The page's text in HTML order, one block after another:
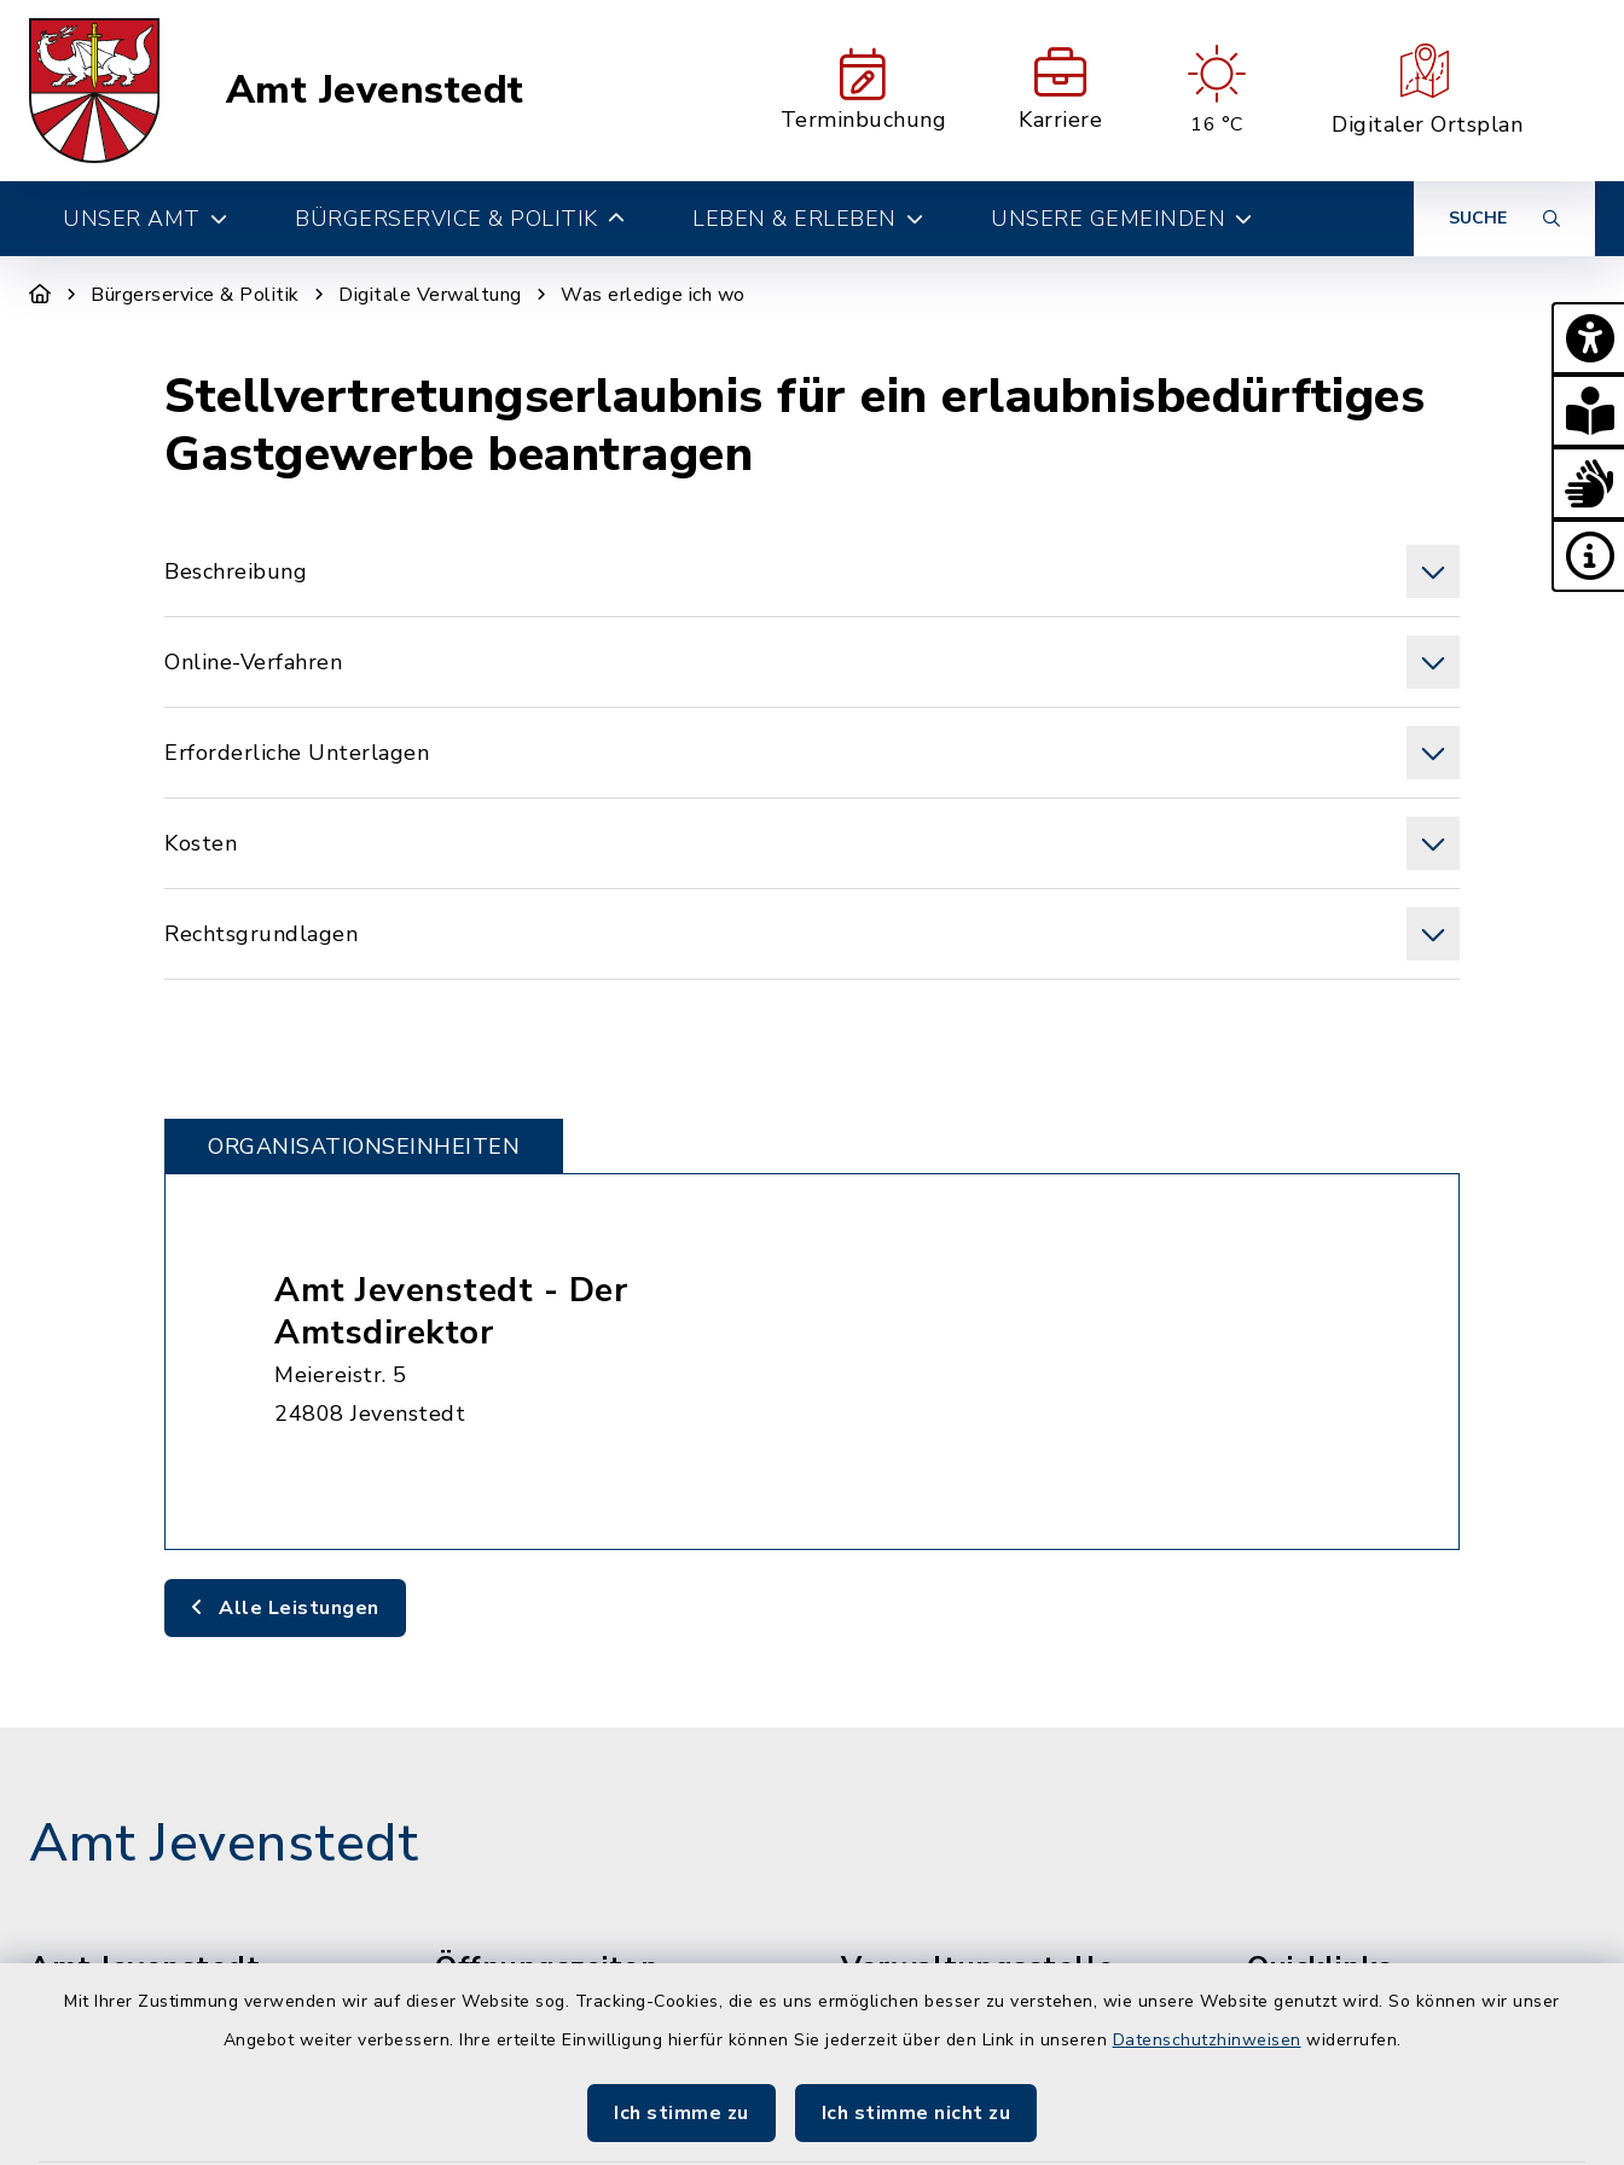
Mit Ihrer Zustimmung verwenden wir auf dieser Website sog. Tracking-Cookies, die es uns ermöglichen besser zu verstehen, wie unsere Website genutzt wird. So können wir unser
Angebot weiter verbessern. Ihre erteilte Einwilligung hierfür können Sie jederzeit über den Link in unseren Datenschutzhinweisen widerrufen.
Ich stimme zu Ich stimme nicht zu
Amt Jevenstedt
Terminbuchung Karriere 16 °C Digitaler Ortsplan
UNSER AMT BÜRGERSERVICE & POLITIK LEBEN & ERLEBEN UNSERE GEMEINDEN SUCHE
Bürgerservice & Politik Digitale Verwaltung Was erledige ich wo
Stellvertretungserlaubnis für ein erlaubnisbedürftiges
Gastgewerbe beantragen
Beschreibung
Online-Verfahren
Erforderliche Unterlagen
Kosten
Rechtsgrundlagen
ORGANISATIONS­EINHEITEN
Amt Jevenstedt - Der
Amtsdirektor
Meiereistr. 5
24808 Jevenstedt
Alle Leistungen
Amt Jevenstedt
Amt Jevenstedt Öffnungszeiten
freitags
08:00-12:00 Uhr
dienstags zusätzlich:
Verwaltungsstelle
Westerrönfeld
24784 Westerrönfeld
info@amt-jevenstedt.de
Quicklinks